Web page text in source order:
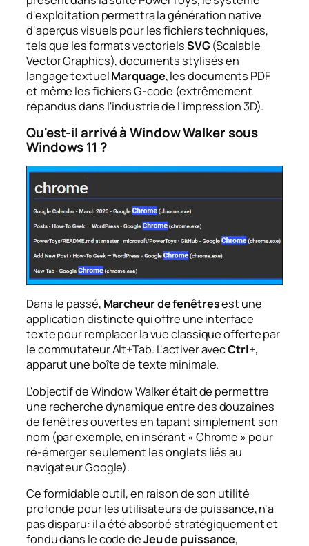
d'exploitation permettra la génération native
d'aperçus visuels pour les fichiers techniques,
tels que les formats vectorielsSVG(Scalable
Vector Graphics), documents stylisés en
langage textuelMarquage, les documents PDF
et même les fichiers G-code (extrêmement
répandus dans l'industrie de l'impression 3D).
Qu'est-il arrivé à Window Walker sous
Windows 11 ?
Dans le passé, Marcheur de fenêtresest une
application distincte qui offre une interface
texte pour remplacer la vue classique offerte par
le commutateur Alt+Tab. L'activer avecCtrl+,
apparut une boîte de texte minimale.
L'objectif de Window Walker était de permettre
une recherche dynamique entre des douzaines
de fenêtres ouvertes en tapant simplement son
nom (par exemple, en insérant « Chrome » pour
ré-émerger seulement les onglets liés au
navigateur Google).
Ce formidable outil, en raison de son utilité
profonde pour les utilisateurs de puissance, n'a
pas disparu: il a été absorbé stratégiquement et
fondu dans le code deJeu de puissance,